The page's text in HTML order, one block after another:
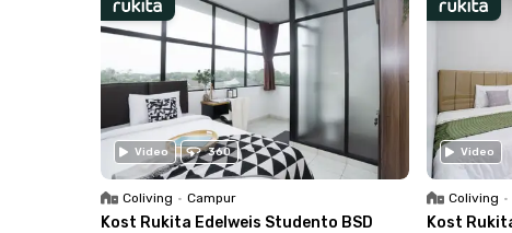
Video 360
Coliving • Campur
Kost Rukita Edelweis Studento BSD
Video
Coliving •
Kost